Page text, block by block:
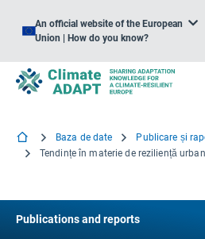
An official website of the European
Union | How do you know?
Baza de date
Publicare și
Publications and reports